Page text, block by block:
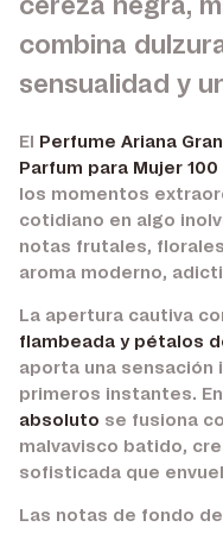
cereza negra,
combina
sensualidad y
El
Perfume Ariana
Parfum para Mujer 100
los momentos
cotidiano en algo
notas frutales,
aroma moderno,
La apertura cautiva
flambeada y pétalos
aporta una sensación
primeros instantes.
absoluto se fusiona
malvavisco batido,
sofisticada que
Las notas de fondo